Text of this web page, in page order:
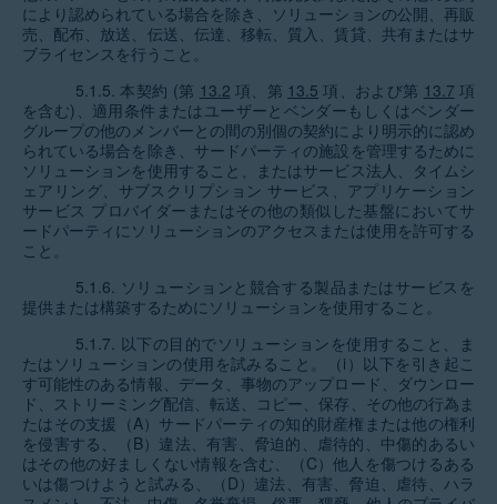
により認められている場合を除き、ソリューションの公開、再販
売、配布、放送、伝送、伝達、移転、質入、賃貸、共有またはサ
ブライセンスを行うこと。
5.1.5. 本契約 (第 13.2 項、第 13.5 項、および第 13.7 項
を含む)、適用条件またはユーザーとベンダーもしくはベンダー
グループの他のメンバーとの間の別個の契約により明示的に認め
られている場合を除き、サードパーティの施設を管理するために
ソリューションを使用すること、またはサービス法人、タイムシ
ェアリング、サブスクリプション サービス、アプリケーション
サービス プロバイダーまたはその他の類似した基盤においてサ
ードパーティにソリューションのアクセスまたは使用を許可する
こと。
5.1.6. ソリューションと競合する製品またはサービスを
提供または構築するためにソリューションを使用すること。
5.1.7. 以下の目的でソリューションを使用すること、ま
たはソリューションの使用を試みること。（i）以下を引き起こ
す可能性のある情報、データ、事物のアップロード、ダウンロー
ド、ストリーミング配信、転送、コピー、保存、その他の行為ま
たはその支援（A）サードパーティの知的財産権または他の権利
を侵害する、（B）違法、有害、脅迫的、虐待的、中傷的あるい
はその他の好ましくない情報を含む、（C）他人を傷つけるある
いは傷つけようと試みる、（D）違法、有害、脅迫、虐待、ハラ